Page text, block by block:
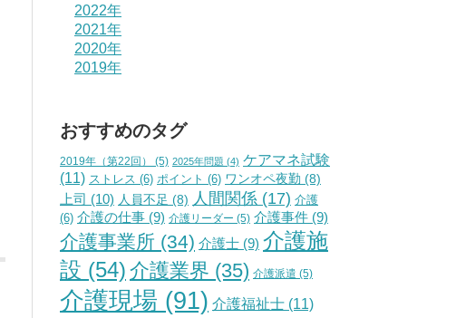
2022年
2021年
2020年
2019年
おすすめのタグ
2019年（第22回） (5) 2025年問題 (4) ケアマネ試験
(11) ストレス (6) ポイント (6) ワンオペ夜勤 (8)
上司 (10) 人員不足 (8) 人間関係 (17) 介護
(6) 介護の仕事 (9) 介護リーダー (5) 介護事件 (9)
介護事業所 (34) 介護士 (9) 介護施
設 (54) 介護業界 (35) 介護派遣 (5)
介護現場 (91) 介護福祉士 (11)